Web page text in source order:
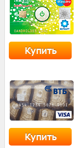
Купить
Купить